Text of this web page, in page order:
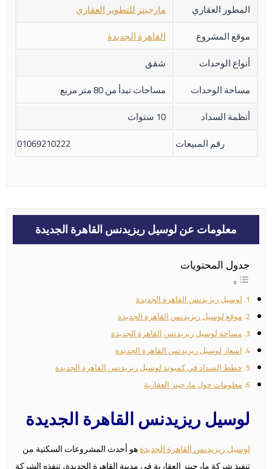
المطور العقاري
مارجينز للتطوير العقاري
موقع المشروع
القاهرة الجديدة
أنواع الوحدات
شقق
مساحة الوحدات
مساحات تبدأ من 80 متر مربع
أنظمة السداد
10 ستوات
رقم المبيعات
01069210222
معلومات عن لوسيل ريزيدنس القاهرة الجديدة
جدول المحتويات
لوسيل ريزيدنس القاهرة الجديدة
موقع لوسيل ريزيدنس القاهرة الجديدة
مساحة لوسيل ريزيدنس القاهرة الجديدة
اسعار لوسيل ريزيدنس القاهرة الجديدة
خطط السداد في كمبوند لوسيل ريزيدنس القاهرة الجديدة
معلومات حول مارجينز العقارية
لوسيل ريزيدنس القاهرة الجديدة
لوسيل ريزيدنس القاهرة الجديدةهو أحدث المشروعات السكنية من
تنفيذ شركة مارجينز العقارية في مدينة القاهرة الجديدة، تنفذه الشركة